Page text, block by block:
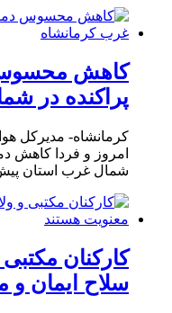
کاهش محسوس
پراکنده در
کرمانشاه- مدیرکل
امروز و فردا کاهش
شمال غرب استان
کارکنان
سلاح ایمان و